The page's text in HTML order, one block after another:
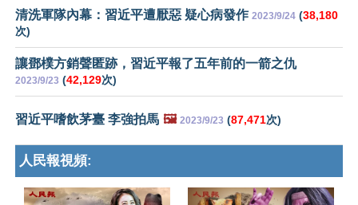
清洗軍隊內幕：習近平遭厭惡 疑心病發作 2023/9/24 (38,180
次)
讓鄧樸方銷聲匿跡，習近平報了五年前的一箭之仇
2023/9/23 (42,129次)
習近平嗜飲茅臺 李強拍馬 🖼️ 2023/9/23 (87,471次)
人民報視頻: